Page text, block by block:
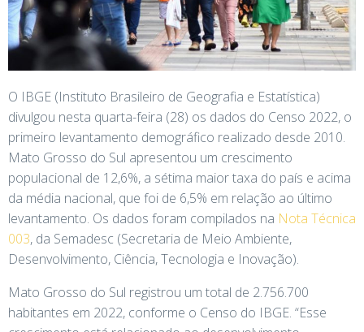
O IBGE (Instituto Brasileiro de Geografia e Estatística)
divulgou nesta quarta-feira (28) os dados do Censo 2022, o
primeiro levantamento demográfico realizado desde 2010.
Mato Grosso do Sul apresentou um crescimento
populacional de 12,6%, a sétima maior taxa do país e acima
da média nacional, que foi de 6,5% em relação ao último
levantamento. Os dados foram compilados na Nota Técnica
003, da Semadesc (Secretaria de Meio Ambiente,
Desenvolvimento, Ciência, Tecnologia e Inovação).
Mato Grosso do Sul registrou um total de 2.756.700
habitantes em 2022, conforme o Censo do IBGE. “Esse